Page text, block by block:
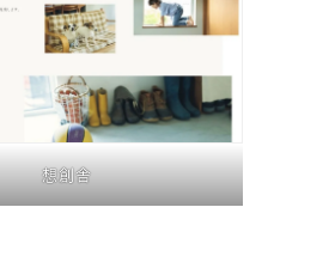
想創舎